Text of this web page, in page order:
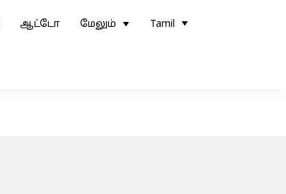
ஆட்டோ மேலும் Tamil